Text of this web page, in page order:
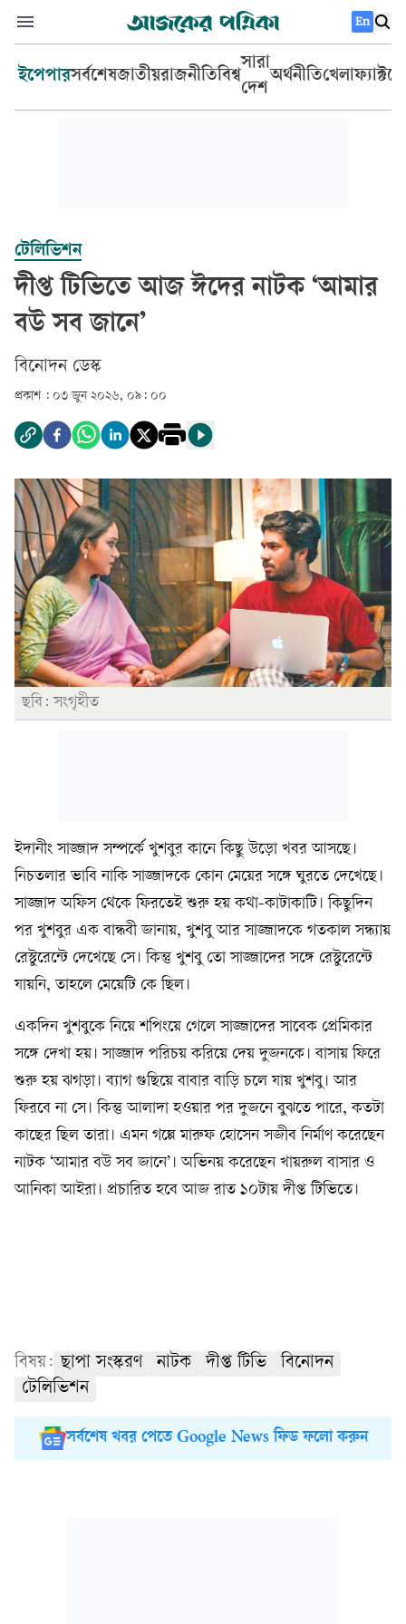
En
ইপেপারসর্বশেষজাতীয়রাজনীতিবিশ্ব
সারা
দেশ
অর্থনীতিখেলা
টেলিভিশন
দীপ্ত টিভিতে আজ ঈদের নাটক ‘আমার
বউ সব জানে’
বিনোদন ডেস্ক
প্রকাশ : ০৩ জুন ২০২৬, ০৯: ০০
ছবি: সংগৃহীত
ইদানীং সাজ্জাদ সম্পর্কে খুশবুর কানে কিছু উড়ো খবর আসছে।
নিচতলার ভাবি নাকি সাজ্জাদকে কোন মেয়ের সঙ্গে ঘুরতে দেখেছে।
সাজ্জাদ অফিস থেকে ফিরতেই শুরু হয় কথা-কাটাকাটি। কিছুদিন
পর খুশবুর এক বান্ধবী জানায়, খুশবু আর সাজ্জাদকে গতকাল সন্ধ্যায়
রেস্টুরেন্টে দেখেছে সে। কিন্তু খুশবু তো সাজ্জাদের সঙ্গে রেস্টুরেন্টে
যায়নি, তাহলে মেয়েটি কে ছিল।
একদিন খুশবুকে নিয়ে শপিংয়ে গেলে সাজ্জাদের সাবেক প্রেমিকার
সঙ্গে দেখা হয়। সাজ্জাদ পরিচয় করিয়ে দেয় দুজনকে। বাসায় ফিরে
শুরু হয় ঝগড়া। ব্যাগ গুছিয়ে বাবার বাড়ি চলে যায় খুশবু। আর
ফিরবে না সে। কিন্তু আলাদা হওয়ার পর দুজনে বুঝতে পারে, কতটা
কাছের ছিল তারা। এমন গল্পে মারুফ হোসেন সজীব নির্মাণ করেছেন
নাটক ‘আমার বউ সব জানে’। অভিনয় করেছেন খায়রুল বাসার ও
আনিকা আইরা। প্রচারিত হবে আজ রাত ১০টায় দীপ্ত টিভিতে।
বিষয়: ছাপা সংস্করণ নাটক দীপ্ত টিভি
বিনোদন
টেলিভিশন
সর্বশেষ খবর পেতে Google News ফিড ফলো করুন